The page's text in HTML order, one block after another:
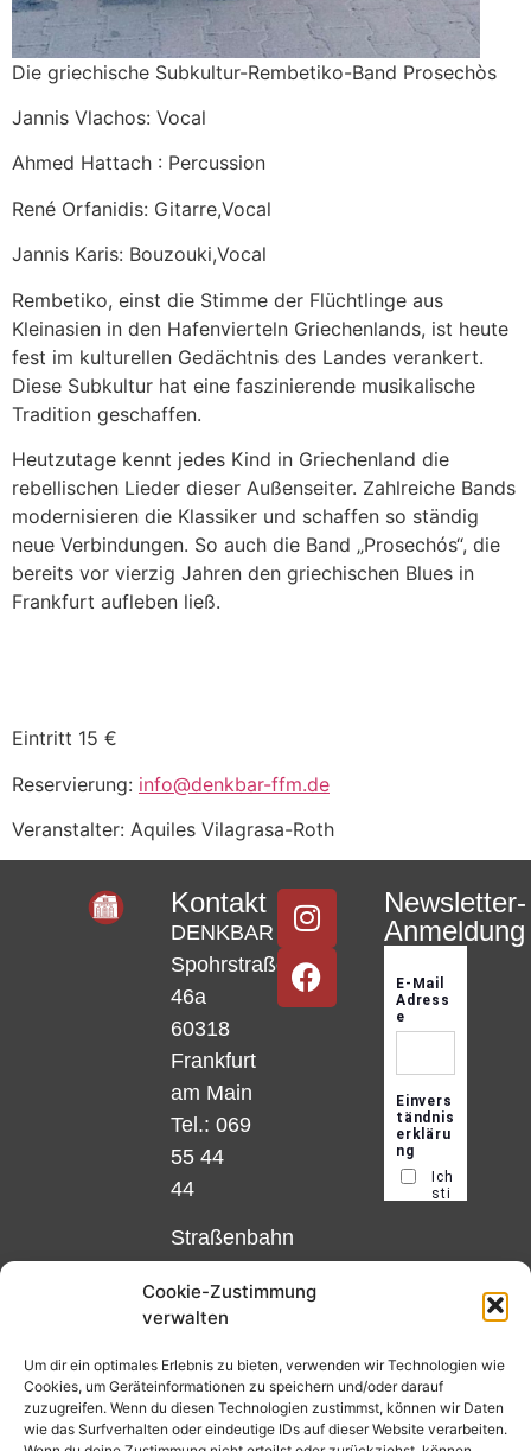
Cookie-Zustimmung
verwalten
Um dir ein optimales Erlebnis zu bieten, verwenden wir Technologien wie
Cookies, um Geräteinformationen zu speichern und/oder darauf
zuzugreifen. Wenn du diesen Technologien zustimmst, können wir Daten
wie das Surfverhalten oder eindeutige IDs auf dieser Website verarbeiten.
Die griechische Subkultur-Rembetiko-Band Prosechòs
Jannis Vlachos: Vocal
Ahmed Hattach : Percussion
René Orfanidis: Gitarre,Vocal
Jannis Karis: Bouzouki,Vocal
Rembetiko, einst die Stimme der Flüchtlinge aus
Kleinasien in den Hafenvierteln Griechenlands, ist heute
fest im kulturellen Gedächtnis des Landes verankert.
Diese Subkultur hat eine faszinierende musikalische
Tradition geschaffen.
Heutzutage kennt jedes Kind in Griechenland die
rebellischen Lieder dieser Außenseiter. Zahlreiche Bands
modernisieren die Klassiker und schaffen so ständig
neue Verbindungen. So auch die Band „Prosechós“, die
bereits vor vierzig Jahren den griechischen Blues in
Frankfurt aufleben ließ.
Eintritt 15 €
Reservierung: info@denkbar-ffm.de
Veranstalter: Aquiles Vilagrasa-Roth
Kontakt
DENKBAR
Spohrstraße
46a
60318
Frankfurt
am Main
Tel.: 069
55 44
44
Straßenbahn
und 12,
Matthias-
Beltz-
Platz
Newsletter-
Anmeldung